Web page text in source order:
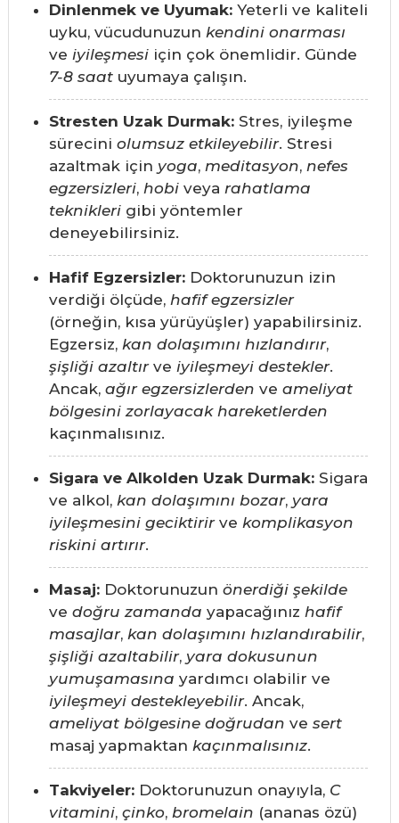
Dinlenmek ve Uyumak:Yeterli ve kaliteli
uyku, vücudunuzun kendini onarması
ve iyileşmesiiçin çok önemlidir. Günde
7-8 saatuyumaya çalışın.
Stresten Uzak Durmak:Stres, iyileşme
sürecini olumsuz etkileyebilir. Stresi
azaltmak için yoga, meditasyon, nefes
egzersizleri, hobiveya rahatlama
tekniklerigibi yöntemler
deneyebilirsiniz.
Hafif Egzersizler:Doktorunuzun izin
verdiği ölçüde, hafif egzersizler
(örneğin, kısa yürüyüşler) yapabilirsiniz.
Egzersiz, kan dolaşımını hızlandırır,
şişliği azaltırve iyileşmeyi destekler.
Ancak, ağır egzersizlerden ve ameliyat
bölgesini zorlayacak hareketlerden
kaçınmalısınız.
Sigara ve Alkolden Uzak Durmak:Sigara
ve alkol, kan dolaşımını bozar, yara
iyileşmesini geciktirirve komplikasyon
riskini artırır.
Masaj:Doktorunuzun önerdiği şekilde
ve doğru zamanda yapacağınız hafif
masajlar, kan dolaşımını hızlandırabilir,
şişliği azaltabilir, yara dokusunun
yumuşamasına yardımcı olabilir ve
iyileşmeyi destekleyebilir. Ancak,
ameliyat bölgesine doğrudan ve sert
masaj yapmaktan kaçınmalısınız.
Takviyeler:Doktorunuzun onayıyla, C
vitamini, çinko, bromelain (ananas özü)